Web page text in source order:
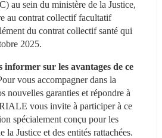
au sein du ministère de la Justice,
au contrat collectif facultatif
du contrat collectif santé qui
2025.
informer sur les avantages de ce
vous accompagner dans la
nouvelles garanties et répondre à
vous invite à participer à ce
spécialement conçu pour les
la Justice et des entités rattachées.